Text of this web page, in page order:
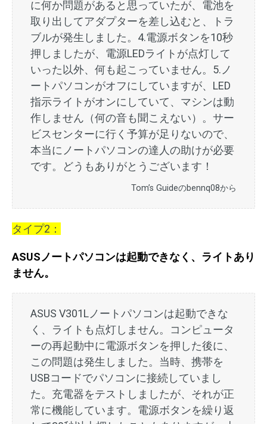
に何か問題があると思っていたが、電池を
取り出してアダプターを差し込むと、トラ
ブルが発生しました。4.電源ボタンを10秒
押しましたが、電源LEDライトが点灯して
いった以外、何も起こっていません。5.ノ
ートパソコンがオフにしていますが、LED
指示ライトがオンにしていて、マシンは動
作しません（何の音も聞こえない）。サー
ビスセンターに行く予算が足りないので、
本当にノートパソコンの達人の助けが必要
です。どうもありがとうございます！
Tom’s Guideのbennq08から
タイプ2：
ASUSノートパソコンは起動できなく、ライトあり
ません。
ASUS V301Lノートパソコンは起動できな
く、ライトも点灯しません。コンピュータ
ーの再起動中に電源ボタンを押した後に、
この問題は発生しました。当時、携帯を
USBコードでパソコンに接続していまし
た。充電器をテストしましたが、それが正
常に機能しています。電源ボタンを繰り返